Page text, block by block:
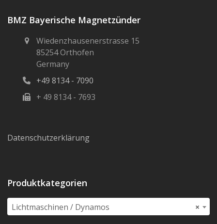
BMZ Bayerische Magnetzünder
Wiedenzhausenerstrasse 15
85254 Orthofen
Germany
+49 8134 - 7090
+ 49 8134 - 7693
Datenschutzerklärung
Produktkategorien
×
Lichtmaschinen / Dynamos